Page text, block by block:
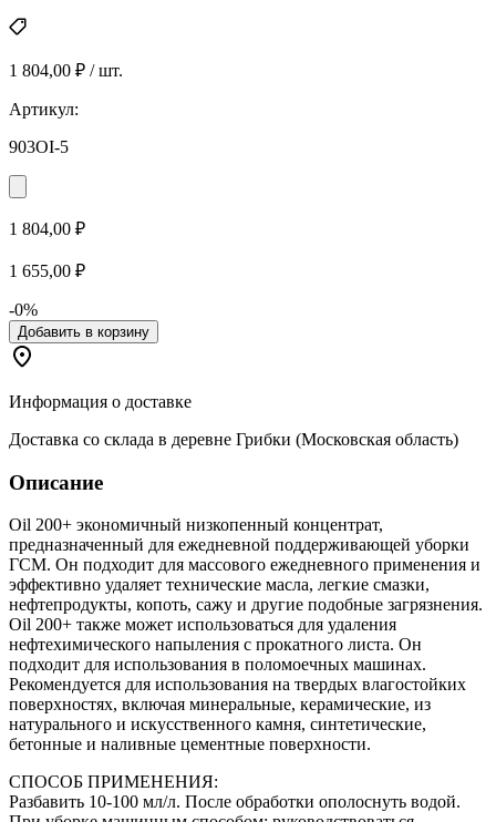
1 804,00 ₽ / шт.
Артикул:
903OI-5
1 804,00 ₽
1 655,00 ₽
-0%
Добавить в корзину
Информация о доставке
Доставка со склада в деревне Грибки (Московская область)
Описание
Oil 200+ экономичный низкопенный концентрат,
предназначенный для ежедневной поддерживающей уборки
ГСМ. Он подходит для массового ежедневного применения и
эффективно удаляет технические масла, легкие смазки,
нефтепродукты, копоть, сажу и другие подобные загрязнения.
Oil 200+ также может использоваться для удаления
нефтехимического напыления с прокатного листа. Он
подходит для использования в поломоечных машинах.
Рекомендуется для использования на твердых влагостойких
поверхностях, включая минеральные, керамические, из
натурального и искусственного камня, синтетические,
бетонные и наливные цементные поверхности.
СПОСОБ ПРИМЕНЕНИЯ:
Разбавить 10-100 мл/л. После обработки ополоснуть водой.